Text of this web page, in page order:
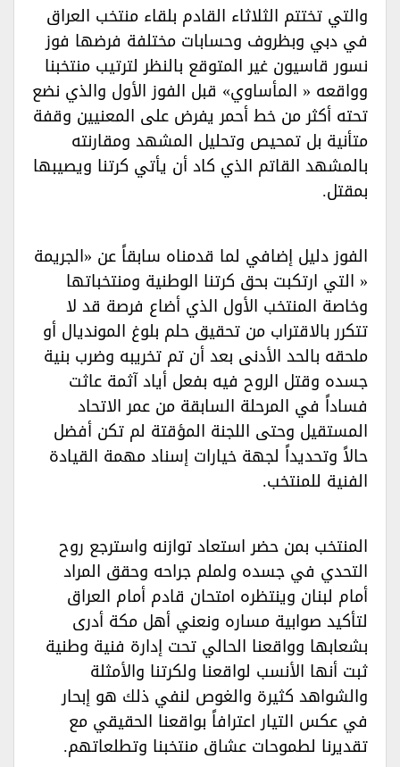
والتي تختتم الثلاثاء القادم بلقاء منتخب العراق
في دبي وبظروف وحسابات مختلفة فرضها فوز
نسور قاسيون غير المتوقع بالنظر لترتيب منتخبنا
وواقعه « المأساوي» قبل الفوز الأول والذي نضع
تحته أكثر من خط أحمر يفرض على المعنيين وقفة
متأنية بل تمحيص وتحليل المشهد ومقارنته
بالمشهد القاتم الذي كاد أن يأتي كرتنا ويصيبها
بمقتل.‏
الفوز دليل إضافي لما قدمناه سابقاً عن «الجريمة
« التي ارتكبت بحق كرتنا الوطنية ومنتخباتها
وخاصة المنتخب الأول الذي أضاع فرصة قد لا
تتكرر بالاقتراب من تحقيق حلم بلوغ المونديال أو
ملحقه بالحد الأدنى بعد أن تم تخريبه وضرب بنية
جسده وقتل الروح فيه بفعل أياد آثمة عاثت
فساداً في المرحلة السابقة من عمر الاتحاد
المستقيل وحتى اللجنة المؤقتة لم تكن أفضل
حالاً وتحديداً لجهة خيارات إسناد مهمة القيادة
الفنية للمنتخب.‏
المنتخب بمن حضر استعاد توازنه واسترجع روح
التحدي في جسده ولملم جراحه وحقق المراد
أمام لبنان وينتظره امتحان قادم أمام العراق
لتأكيد صوابية مساره ونعني أهل مكة أدرى
بشعابها وواقعنا الحالي تحت إدارة فنية وطنية
ثبت أنها الأنسب لواقعنا ولكرتنا والأمثلة
والشواهد كثيرة والغوص لنفي ذلك هو إبحار
في عكس التيار اعترافاً بواقعنا الحقيقي مع
تقديرنا لطموحات عشاق منتخبنا وتطلعاتهم.‏